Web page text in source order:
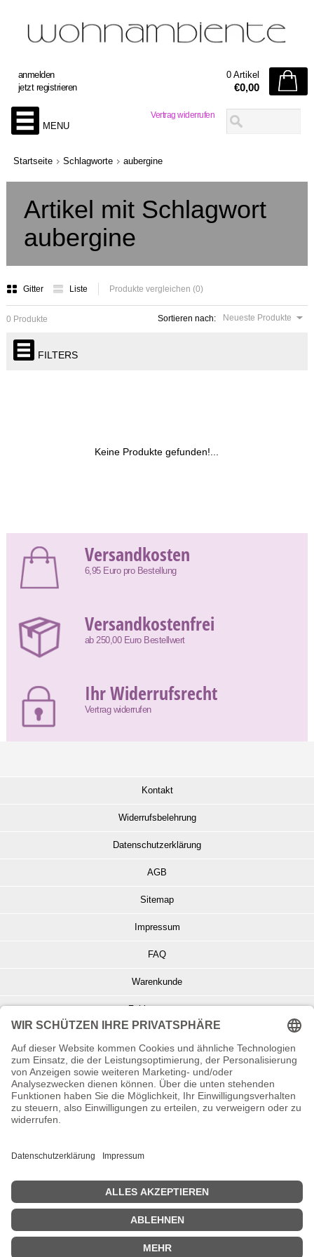
Vertrag widerrufen
anmelden
jetzt registrieren
0 Artikel
€0,00
MENU
Startseite Schlagworte aubergine
Artikel mit Schlagwort
aubergine
Gitter Liste Produkte vergleichen (0)
Sortieren nach: Neueste Produkte
0 Produkte
FILTERS
Keine Produkte gefunden!...
Versandkosten
6,95 Euro pro Bestellung
Versandkostenfrei
ab 250,00 Euro Bestellwert
Ihr Widerrufsrecht
Vertrag widerrufen
Kontakt
Widerrufsbelehrung
Datenschutzerklärung
AGB
Sitemap
Impressum
FAQ
Warenkunde
Zahlungsarten
Info zu Elektro- u. Elektronikgeräten
Batterieentsorgung
Informationen zur Echtheit von Kundenbewertungen
© Copyright 2026 Wohnambiente-Shop